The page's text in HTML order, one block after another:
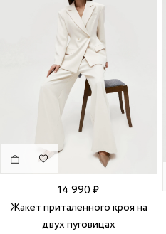
14 990 ₽
Жакет приталенного кроя на
двух пуговицах